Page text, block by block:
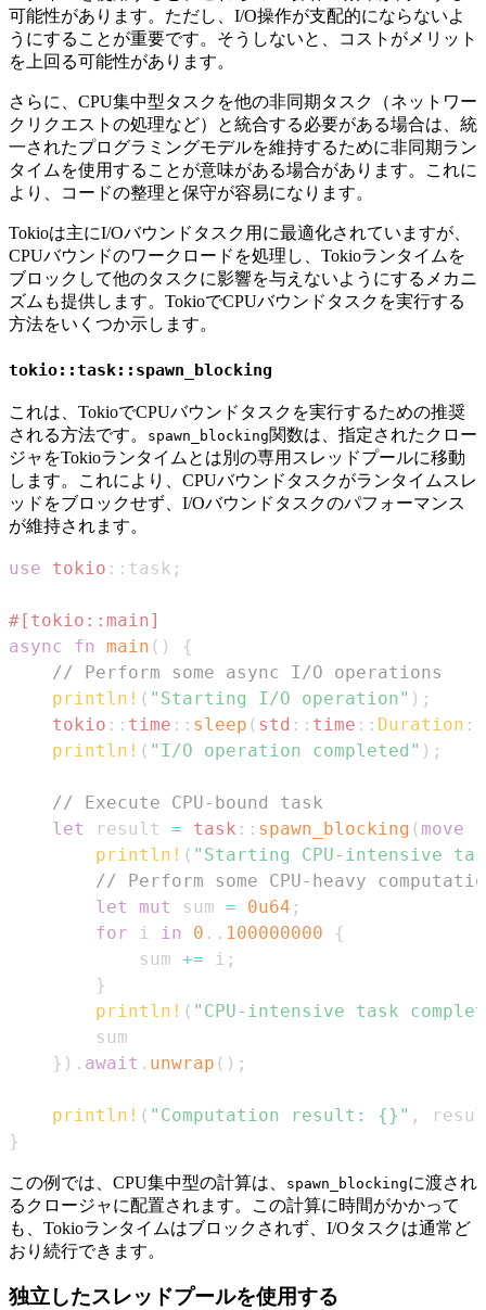
可能性があります。ただし、I/O操作が支配的にならないよ
うにすることが重要です。そうしないと、コストがメリット
を上回る可能性があります。
さらに、CPU集中型タスクを他の非同期タスク（ネットワー
クリクエストの処理など）と統合する必要がある場合は、統
一されたプログラミングモデルを維持するために非同期ラン
タイムを使用することが意味がある場合があります。これに
より、コードの整理と保守が容易になります。
Tokioは主にI/Oバウンドタスク用に最適化されていますが、
CPUバウンドのワークロードを処理し、Tokioランタイムを
ブロックして他のタスクに影響を与えないようにするメカニ
ズムも提供します。TokioでCPUバウンドタスクを実行する
方法をいくつか示します。
tokio::task::spawn_blocking
これは、TokioでCPUバウンドタスクを実行するための推奨
される方法です。
spawn_blocking関数は、指定されたクロー
ジャをTokioランタイムとは別の専用スレッドプールに移動
します。これにより、CPUバウンドタスクがランタイムスレ
ッドをブロックせず、I/Oバウンドタスクのパフォーマンス
が維持されます。
use tokio :: task ;
#[tokio::main]
async
fn main ( )
{
// Perform some async I/O operations
println! ( "Starting I/O operation" ) ;
tokio :: time :: sleep ( std :: time :: Duration ::
println! ( "I/O operation completed" ) ;
// Execute CPU-bound task
let
result = task :: spawn_blocking ( move
println! ( "Starting CPU-intensive
// Perform some CPU-heavy
let
mut sum = 0u64 ;
for i in 0 .. 100000000
{
            sum
+= i ;
}
println! ( "CPU-intensive task
} ) . await . unwrap ( ) ;
println! ( "Computation result: {}" ,
}
この例では、CPU集中型の計算は、 spawn_blockingに渡され
るクロージャに配置されます。この計算に時間がかかって
も、Tokioランタイムはブロックされず、I/Oタスクは通常ど
おり続行できます。
独立したスレッドプールを使用する